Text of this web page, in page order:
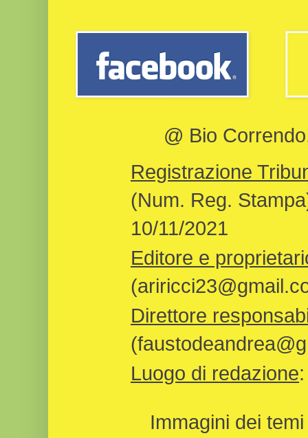
@ Bio
Registrazione
(Num. Reg.
10/11/2021
Editore e
Direttore
Luogo di redazione
Immagini dei